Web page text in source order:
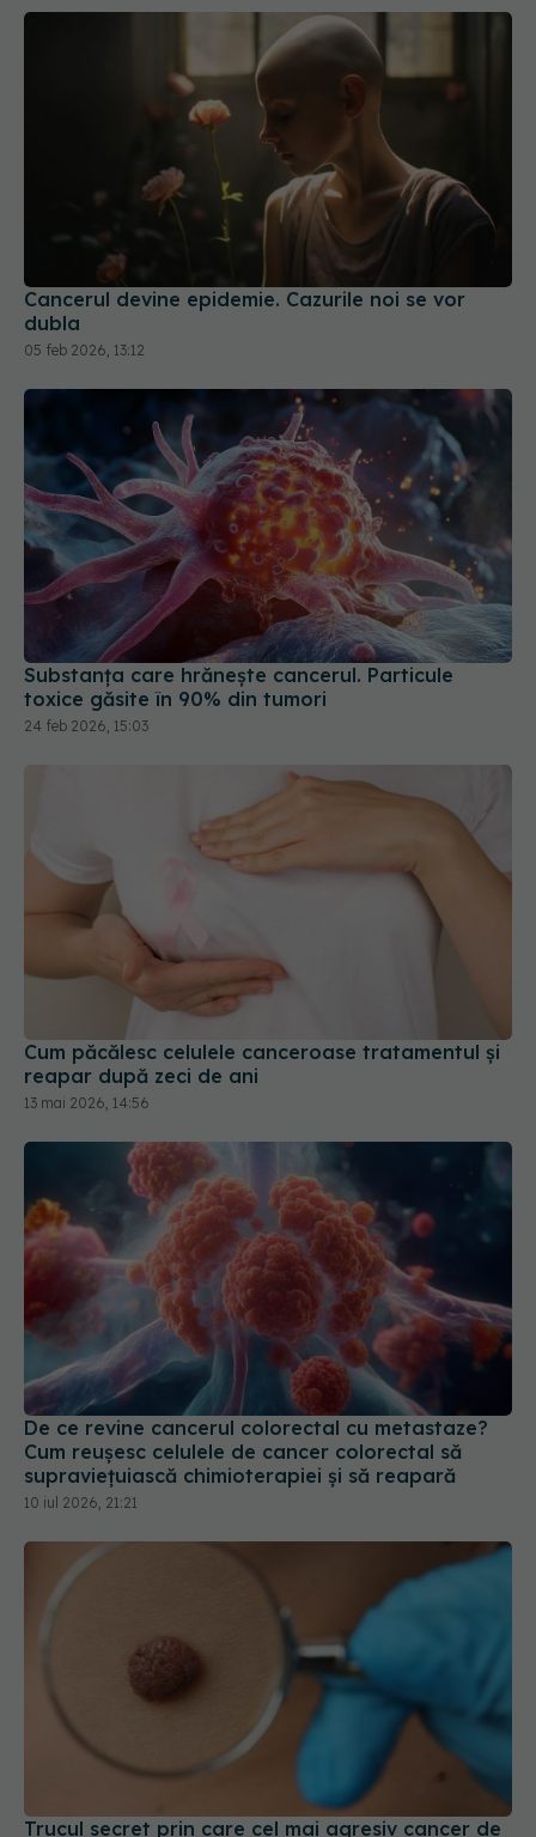
Cancerul devine epidemie. Cazurile noi se vor
05 feb 2026, 13:12
Substanța care hrănește cancerul. Particule
toxice găsite în 90% din tumori
24 feb 2026, 15:03
Cum păcălesc celulele canceroase tratamentul și
reapar după zeci de ani
13 mai 2026, 14:56
De ce revine cancerul colorectal cu metastaze?
Cum reușesc celulele de cancer colorectal să
supraviețuiască chimioterapiei și să reapară
10 iul 2026, 21:21
Trucul secret prin care cel mai agresiv cancer de
piele păcălește sistemul imunitar
02 ian 2026, 18:52